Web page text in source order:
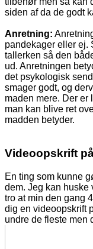
siden af da de godt
Anretning:
pandekager eller
tallerken så den
ud. Anretningen
det psykologisk
smager godt, og
maden mere. Der er
man kan blive ret
madden betyder.
Videoopskrift
En ting som kunne
dem. Jeg kan huske
tro at min den gang
dig en videoopskrift
undre de fleste men